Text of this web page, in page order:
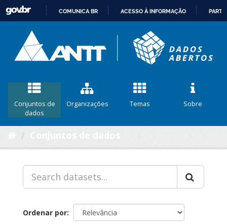
CONTEÚDO
COMUNICA BR ACESSO À INFORMAÇÃO
Conjuntos de
dados
Organizações Temas Sobre
Ordenar por